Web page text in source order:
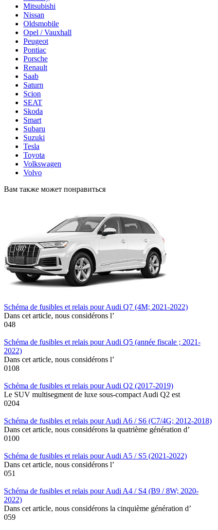
Mitsubishi
Nissan
Oldsmobile
Opel / Vauxhall
Peugeot
Pontiac
Porsche
Renault
Saab
Saturn
Scion
SEAT
Skoda
Smart
Subaru
Suzuki
Tesla
Toyota
Volkswagen
Volvo
Вам также может понравиться
Schéma de fusibles et relais pour Audi Q7 (4M; 2021-2022)
Dans cet article, nous considérons l’
048
Schéma de fusibles et relais pour Audi Q5 (année fiscale ; 2021-
2022)
Dans cet article, nous considérons l’
0108
Schéma de fusibles et relais pour Audi Q2 (2017-2019)
Le SUV multisegment de luxe sous-compact Audi Q2 est
0204
Schéma de fusibles et relais pour Audi A6 / S6 (C7/4G; 2012-2018)
Dans cet article, nous considérons la quatrième génération d’
0100
Schéma de fusibles et relais pour Audi A5 / S5 (2021-2022)
Dans cet article, nous considérons l’
051
Schéma de fusibles et relais pour Audi A4 / S4 (B9 / 8W; 2020-
2022)
Dans cet article, nous considérons la cinquième génération d’
059